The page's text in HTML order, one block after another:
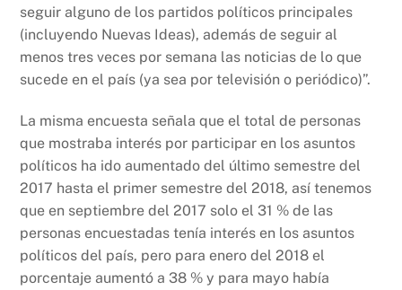
seguir alguno de los partidos políticos principales
(incluyendo Nuevas Ideas), además de seguir al
menos tres veces por semana las noticias de lo que
sucede en el país (ya sea por televisión o periódico)”.
La misma encuesta señala que el total de personas
que mostraba interés por participar en los asuntos
políticos ha ido aumentado del último semestre del
2017 hasta el primer semestre del 2018, así tenemos
que en septiembre del 2017 solo el 31 % de las
personas encuestadas tenía interés en los asuntos
políticos del país, pero para enero del 2018 el
porcentaje aumentó a 38 % y para mayo había